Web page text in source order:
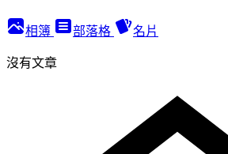
相簿 部落格 名片
沒有文章